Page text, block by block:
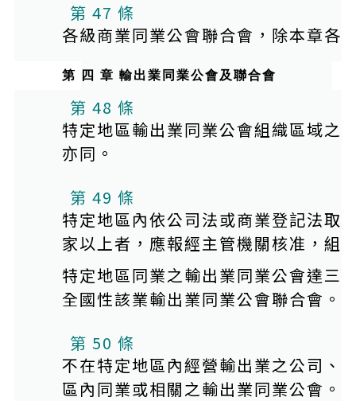
第 47 條
各級商業同業公會聯合會，除本章各
第 四 章 輸出業同業公會及聯合會
第 48 條
特定地區輸出業同業公會組織區域之
亦同。
第 49 條
特定地區內依公司法或商業登記法取
家以上者，應報經主管機關核准，組
特定地區同業之輸出業同業公會達三
全國性該業輸出業同業公會聯合會。
第 50 條
不在特定地區內經營輸出業之公司、
區內同業或相關之輸出業同業公會。